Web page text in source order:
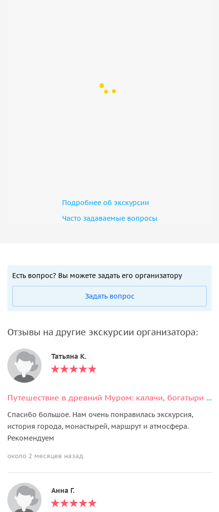
Подробнее об экскурсии
Часто задаваемые вопросы
Есть вопрос? Вы можете задать его организатору
Задать вопрос
Отзывы на другие экскурсии организатора:
Татьяна К.
Путешествие в древний Муром: калачи, богатыри и монастыри на Оке
Спасибо большое. Нам очень понравилась экскурсия,
история города, монастырей, маршрут и атмосфера.
Рекомендуем
около 2 месяцев назад
Анна Г.